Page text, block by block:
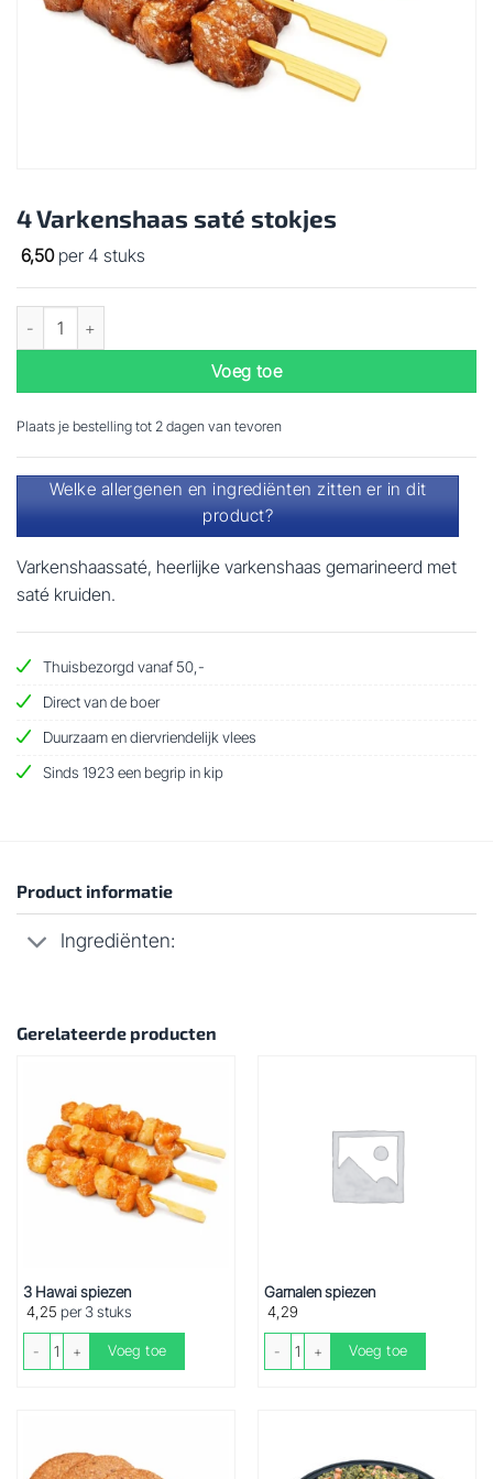
4 Varkenshaas saté stokjes
6,50per 4 stuks
4 Varkenshaas saté stokjes aantal
Voeg toe
Plaats je bestelling tot 2 dagen van tevoren
Welke allergenen en ingrediënten zitten er in dit
product?
Varkenshaassaté, heerlijke varkenshaas gemarineerd met
saté kruiden.
Thuisbezorgd vanaf 50,-
Direct van de boer
Duurzaam en diervriendelijk vlees
Sinds 1923 een begrip in kip
Product informatie
Ingrediënten:
Gerelateerde producten
3 Hawai spiezen
4,25 per 3 stuks
3 Hawai spiezen aantal
Voeg toe
Garnalen spiezen
4,29
Garnalen spiezen aantal
Voeg toe